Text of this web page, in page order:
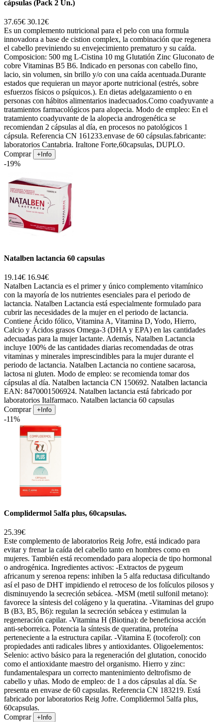
cápsulas (Pack 2 Un.)
37.65€ 30.12€
Es un complemento nutricional para el pelo con una formula
innovadora a base de cistion complex, la combinación que regenera
el cabello previniendo su envejecimiento prematuro y su caída.
Composicion: 500 mg L-Cistina 10 mg Glutatión Zinc Gluconato de
cobre Vitaminas B5 B6. Indicado en personas con cabello fino,
lacio, sin volumen, sin brillo y/o con una caída acentuada.Durante
estados que requieran un mayor aporte nutricional (estrés, sobre
esfuerzos físicos o psíquicos.). En dietas adelgazamiento o en
personas con hábitos alimentarios inadecuados.Como coadyuvante a
tratamientos farmacológicos para alopecia. Modo de empleo: En el
tratamiento coadyuvante de la alopecia androgenética se
recomiendan 2 cápsulas al día, en procesos no patológicos 1
cápsula. Referencia CN 161233.envase de 60 cápsulas.fabricante:
laboratorios Cantabria. Iraltone Forte,60capsulas, DUPLO.
Comprar
+Info
-19%
Natalben lactancia 60 capsulas
19.14€ 16.94€
Natalben Lactancia es el primer y único complemento vitamínico
con la mayoría de los nutrientes esenciales para el periodo de
lactancia. Natalben Lactancia está especialmente formulado para
cubrir las necesidades de la mujer en el periodo de lactancia.
Contiene Ácido fólico, Vitamina A, Vitamina D, Yodo, Hierro,
Calcio y Ácidos grasos Omega-3 (DHA y EPA) en las cantidades
adecuadas para la mujer lactante. Además, Natalben Lactancia
incluye 100% de las cantidades diarias recomendadas de otras
vitaminas y minerales imprescindibles para la mujer durante el
periodo de lactancia. Natalben Lactancia no contiene sacarosa,
lactosa ni gluten. Modo de empleo: se recomienda tomar dos
cápsulas al día. Natalben lactancia CN 150692. Natalben lactancia
EAN: 8470001506924. Natalben lactancia está fabricado por
laboratorios Italfarmaco. Natalben lactancia 60 capsulas
Comprar
+Info
-11%
Complidermol 5alfa plus, 60capsulas.
25.39€
Este complemento de laboratorios Reig Jofre, está indicado para
evitar y frenar la caída del cabello tanto en hombres como en
mujeres. También está recomendado para alopecia de tipo hormonal
o androgénica. Ingredientes activos: -Extractos de pygeum
africanum y serenoa repens: inhiben la 5 alfa reductasa dificultando
así el paso de DHT impidiendo el retroceso de los folículos pilosos y
disminuyendo la secreción sebácea. -MSM (metil sulfonil metano):
favorece la síntesis del colágeno y la queratina. -Vitaminas del grupo
B (B3, B5, B6): regulan la secreción sebácea y estimulan la
regeneración capilar. -Vitamina H (Biotina): de beneficiosa acción
anti-seborreica. Potencia la síntesis de queratina, proteína
perteneciente a la estructura capilar. -Vitamina E (tocoferol): con
propiedades anti radicales libres y antioxidantes. Oligoelementos:
Selenio: activo básico para la regeneración del glutation, conocido
como el antioxidante maestro del organismo. Hierro y zinc:
fundamentalespara un correcto mantenimiento deltrofismo de
cabello y uñas. Modo de empleo: de 1 a dos cápsulas al día. Se
presenta en envase de 60 capsulas. Referencia CN 183219. Está
fabricado por laboratorios Reig Jofre. Complidermol 5alfa plus,
60capsulas.
Comprar
+Info